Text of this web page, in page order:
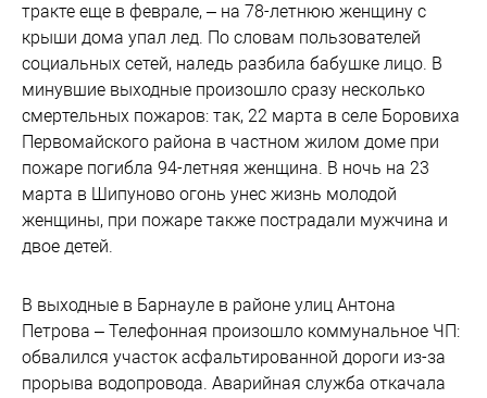
тракте еще в феврале, – на 78-летнюю женщину с
крыши дома упал лед. По словам пользователей
социальных сетей, наледь разбила бабушке лицо. В
минувшие выходные произошло сразу несколько
смертельных пожаров: так, 22 марта в селе Боровиха
Первомайского района в частном жилом доме при
пожаре погибла 94-летняя женщина. В ночь на 23
марта в Шипуново огонь унес жизнь молодой
женщины, при пожаре также пострадали мужчина и
двое детей.
В выходные в Барнауле в районе улиц Антона
Петрова – Телефонная произошло коммунальное ЧП:
обвалился участок асфальтированной дороги из-за
прорыва водопровода. Аварийная служба откачала